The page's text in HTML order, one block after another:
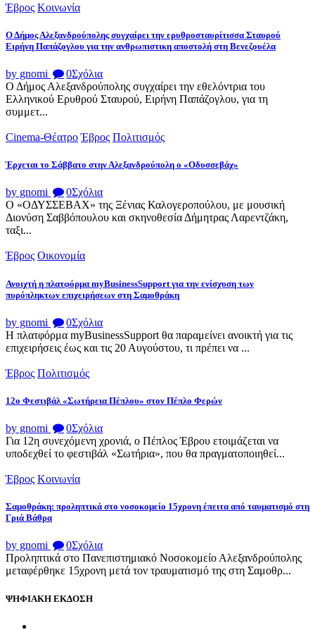
Έβρος Κοινωνία
Ο Δήμος Αλεξανδρούπολης συγχαίρει την ερυθροσταυρίτισσα Σταυρού
Ειρήνη Παπάζογλου για την ανθρωπιστικη αποστολή στη Βενεζουέλα
by gnomi 0Σχόλια
Ο Δήμος Αλεξανδρούπολης συγχαίρει την εθελόντρια του
Ελληνικού Ερυθρού Σταυρού, Ειρήνη Παπάζογλου, για τη
συμμετ...
Cinema-Θέατρο Έβρος Πολιτισμός
Έρχεται το Σάββατο στην Αλεξανδρούπολη ο «Οδυσσεβάχ»
by gnomi 0Σχόλια
Ο «ΟΔΥΣΣΕΒΑΧ» της Ξένιας Καλογεροπούλου, με μουσική
Διονύση Σαββόπουλου και σκηνοθεσία Δήμητρας Λαρεντζάκη,
ταξι...
Έβρος Οικονομία
Ανοιχτή η πλατφόρμα myBusinessSupport για την ενίσχυση των
πυρόπληκτων επιχειρήσεων στη Σαμοθράκη
by gnomi 0Σχόλια
Η πλατφόρμα myBusinessSupport θα παραμείνει ανοικτή για τις
επιχειρήσεις έως και τις 20 Αυγούστου, τι πρέπει να ...
Έβρος Πολιτισμός
12ο Φεστιβάλ «Σωτήρεια Πέπλου» στον Πέπλο Φερών
by gnomi 0Σχόλια
Για 12η συνεχόμενη χρονιά, ο Πέπλος Έβρου ετοιμάζεται να
υποδεχθεί το φεστιβάλ «Σωτήρια», που θα πραγματοποιηθεί...
Έβρος Κοινωνία
Σαμοθράκη: προληπτικά στο νοσοκομείο 15χρονη έπειτα από ταυματισμό στη
Γριά Βάθρα
by gnomi 0Σχόλια
Προληπτικά στο Πανεπιστημιακό Νοσοκομείο Αλεξανδρούπολης
μεταφέρθηκε 15χρονη μετά τον τραυματισμό της στη Σαμοθρ...
ΨΗΦΙΑΚΗ ΕΚΔΟΣΗ